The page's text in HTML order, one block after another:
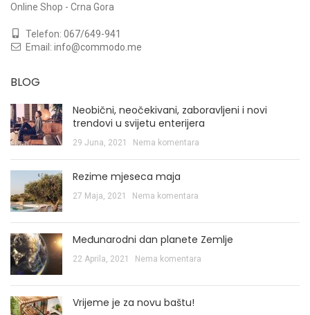
Online Shop - Crna Gora
Telefon: 067/649-941
Email: info@commodo.me
BLOG
Neobični, neočekivani, zaboravljeni i novi
trendovi u svijetu enterijera
29 Juna, 2021 Nema komentara
Rezime mjeseca maja
27 Maja, 2021 Nema komentara
Međunarodni dan planete Zemlje
22 Aprila, 2021 Nema komentara
Vrijeme je za novu baštu!